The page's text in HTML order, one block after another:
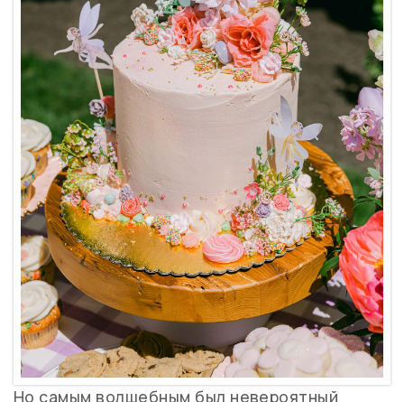
Но самым волшебным был невероятный